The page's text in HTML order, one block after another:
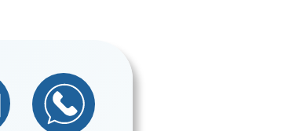
VideocallWhatsApp